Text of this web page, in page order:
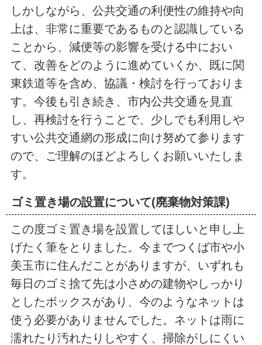
しかしながら、公共交通の利便性の維持や向
上は、非常に重要であるものと認識している
ことから、減便等の影響を受ける中におい
て、改善をどのように進めていくか、既に関
東鉄道等を含め、協議・検討を行っておりま
す。今後も引き続き、市内公共交通を見直
し、再検討を行うことで、少しでも利用しや
すい公共交通網の形成に向け努めて参ります
ので、ご理解のほどよろしくお願いいたしま
す。
ゴミ置き場の設置について(廃棄物対策課)
この度ゴミ置き場を設置してほしいと申し上
げたく筆をとりました。今までつくば市や小
美玉市に住んだことがありますが、いずれも
毎日のゴミ捨て先は小さめの建物やしっかり
としたボックスがあり、今のようなネットは
使う必要がありませんでした。ネットは雨に
濡れたり汚れたりしやすく、掃除がしにくい